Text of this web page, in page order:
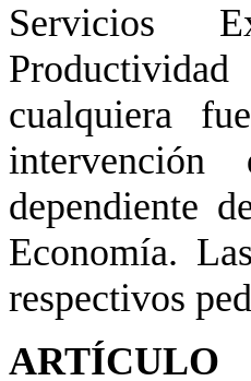
Servicios
cualquiera
dependiente
Economía.
respectivos